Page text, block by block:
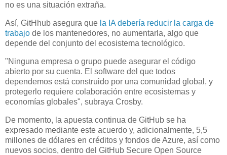
no es una situación extraña.
Así, GitHhub asegura que la IA debería reducir la carga de
trabajo de los mantenedores, no aumentarla, algo que
depende del conjunto del ecosistema tecnológico.
"Ninguna empresa o grupo puede asegurar el código
abierto por su cuenta. El software del que todos
dependemos está construido por una comunidad global, y
protegerlo requiere colaboración entre ecosistemas y
economías globales", subraya Crosby.
De momento, la apuesta continua de GitHub se ha
expresado mediante este acuerdo y, adicionalmente, 5,5
millones de dólares en créditos y fondos de Azure, así como
nuevos socios, dentro del GitHub Secure Open Source